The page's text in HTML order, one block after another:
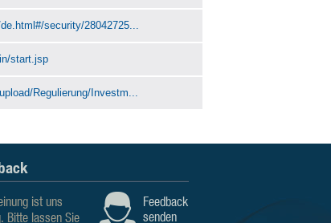
security/28042725...
start.jsp
Regulierung/Investm...
Feedback
senden
ist uns
Bitte lassen Sie